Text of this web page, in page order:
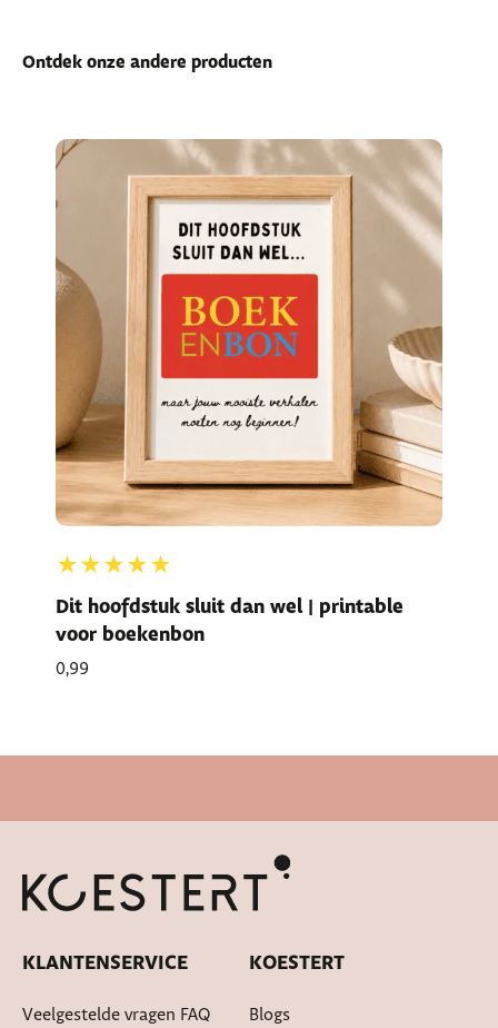
Ontdek onze andere producten
★★★★★
Dit hoofdstuk sluit dan wel | printable
voor boekenbon
0,99
KLANTENSERVICE
Veelgestelde vragen FAQ
KOESTERT
Blogs